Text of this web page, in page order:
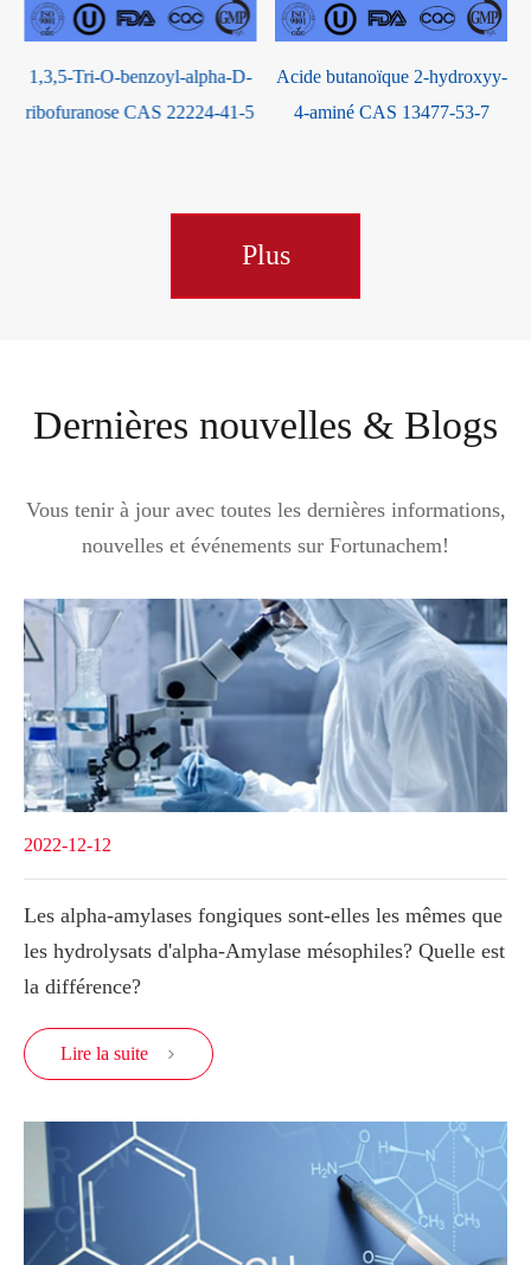
1,3,5-Tri-O-benzoyl-alpha-D-
ribofuranose CAS 22224-41-5
Acide butanoïque 2-hydroxyy-
4-aminé CAS 13477-53-7
Plus
Dernières nouvelles & Blogs
Vous tenir à jour avec toutes les dernières informations,
nouvelles et événements sur Fortunachem!
2022-12-12
Les alpha-amylases fongiques sont-elles les mêmes que
les hydrolysats d'alpha-Amylase mésophiles? Quelle est
la différence?
Lire la suite 